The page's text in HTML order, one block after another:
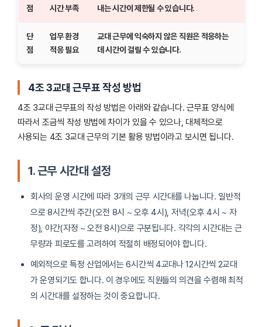
점
시간 부족
내는 시간이 제한될 수 있습니다.
단
점
업무 환경
적응 필요
교대 근무에 익숙하지 않은 직원은 적응하는
데 시간이 걸릴 수 있습니다.
4조 3교대 근무표 작성 방법
4조 3교대 근무표의 작성 방법은 아래와 같습니다. 근무표 양식에
따라서 조금씩 작성 방법에 차이가 있을 수 있으나, 대체적으로
사용되는 4조 3교대 근무의 기본 활용 방법이라고 보시면 됩니다.
1. 근무 시간대 설정
회사의 운영 시간에 따라 3개의 근무 시간대를 나눕니다. 일반적
으로 8시간씩 주간(오전 8시 ~ 오후 4시), 저녁(오후 4시 ~ 자
정), 야간(자정 ~ 오전 8시)으로 구분됩니다. 각각의 시간대는 근
무량과 피로도를 고려하여 적절히 배정되어야 합니다.
예외적으로 특정 산업에서는 6시간씩 4교대나 12시간씩 2교대
가 운영되기도 합니다. 이 경우에도 직원들의 의견을 수렴해 최적
의 시간대를 설정하는 것이 중요합니다.